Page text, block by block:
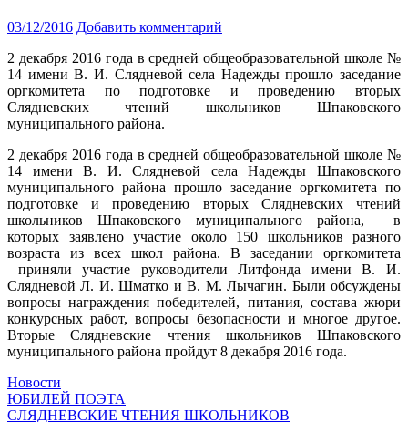
03/12/2016 Добавить комментарий
2 декабря 2016 года в средней общеобразовательной школе №
14 имени В. И. Слядневой села Надежды прошло заседание
оргкомитета по подготовке и проведению вторых
Слядневских чтений школьников Шпаковского
муниципального района.
2 декабря 2016 года в средней общеобразовательной школе №
14 имени В. И. Слядневой села Надежды Шпаковского
муниципального района прошло заседание оргкомитета по
подготовке и проведению вторых Слядневских чтений
школьников Шпаковского муниципального района, в
которых заявлено участие около 150 школьников разного
возраста из всех школ района. В заседании оргкомитета
приняли участие руководители Литфонда имени В. И.
Слядневой Л. И. Шматко и В. М. Лычагин. Были обсуждены
вопросы награждения победителей, питания, состава жюри
конкурсных работ, вопросы безопасности и многое другое.
Вторые Слядневские чтения школьников Шпаковского
муниципального района пройдут 8 декабря 2016 года.
Новости
ЮБИЛЕЙ ПОЭТА
СЛЯДНЕВСКИЕ ЧТЕНИЯ ШКОЛЬНИКОВ